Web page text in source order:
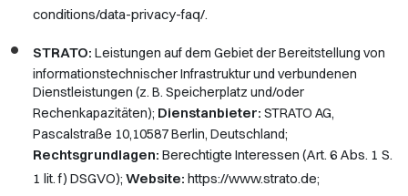
conditions/data-privacy-faq/.
STRATO: Leistungen auf dem Gebiet der Bereitstellung von
informationstechnischer Infrastruktur und verbundenen
Dienstleistungen (z. B. Speicherplatz und/oder
Rechenkapazitäten); Dienstanbieter: STRATO AG,
Pascalstraße 10,10587 Berlin, Deutschland;
Rechtsgrundlagen: Berechtigte Interessen (Art. 6 Abs. 1 S.
1 lit. f) DSGVO); Website: https://www.strato.de;